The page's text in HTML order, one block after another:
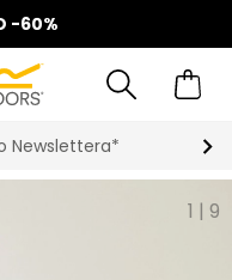
-60%
Newslettera*
1 | 9